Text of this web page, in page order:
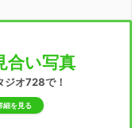
合い写真
ジオ728で！
細を見る